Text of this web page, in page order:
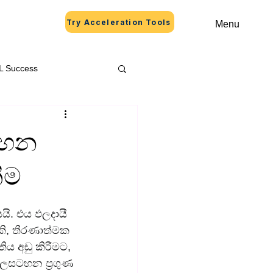
Try Acceleration Tools Menu
Success
එය ඵලදායී
තීරණාත්මක
අඩු කිරීමට,
ප්‍රගුණ